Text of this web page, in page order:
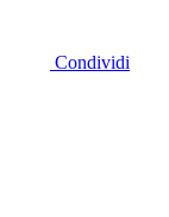
Condividi